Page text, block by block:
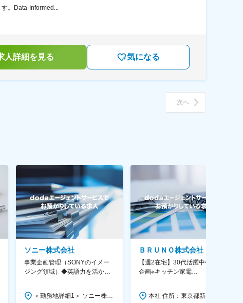
。Data-Informed...
人詳細を見る 気になる
次へ
ソニー株式会社
事業企画管理（SONYのイメー
ジング領域）◆英語力を活か
＜勤務地詳細1＞ ソニー株式会社 住所：神奈川県横浜市西区みなとみらい5-1-1 受動喫煙対策：屋内全面禁煙 ＜勤務地詳細2＞ ソニーシティ大崎 住所：東京都品川区大崎2-10-1 勤務地最寄駅：JR線／大崎駅 受動喫煙対策：屋内全面禁煙 変更の範囲：会社の定める事業所（リモートワーク含む）
ＢＲＵＮＯ株式会社
【週2在宅】30代活躍中◆商品
企画※キッチン家電
画～調達／働き方◎